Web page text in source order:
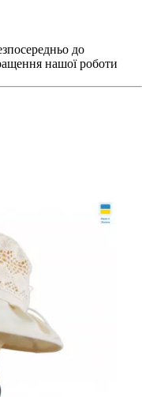
до
нашої роботи